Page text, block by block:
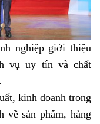
nghiệp giới thiệu
vụ uy tín và chất
kinh doanh trong
về sản phẩm, hàng